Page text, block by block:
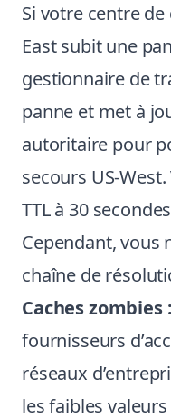
Si votre centre
East subit une
gestionnaire de
panne et met à
autoritaire pour
secours US-
TTL à 30
Cependant, vous
chaîne de
Caches zombies :
fournisseurs
réseaux
les faibles